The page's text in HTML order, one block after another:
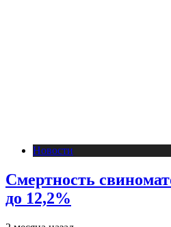
Новости
Смертность
до 12,2%